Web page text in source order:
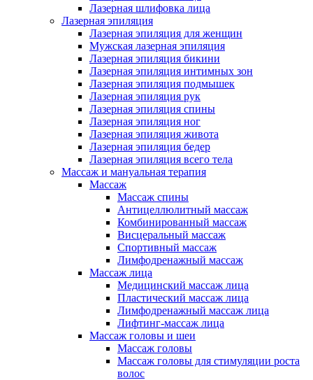
Лазерная шлифовка лица
Лазерная эпиляция
Лазерная эпиляция для женщин
Мужская лазерная эпиляция
Лазерная эпиляция бикини
Лазерная эпиляция интимных зон
Лазерная эпиляция подмышек
Лазерная эпиляция рук
Лазерная эпиляция спины
Лазерная эпиляция ног
Лазерная эпиляция живота
Лазерная эпиляция бедер
Лазерная эпиляция всего тела
Массаж и мануальная терапия
Массаж
Массаж спины
Антицеллюлитный массаж
Комбинированный массаж
Висцеральный массаж
Спортивный массаж
Лимфодренажный массаж
Массаж лица
Медицинский массаж лица
Пластический массаж лица
Лимфодренажный массаж лица
Лифтинг-массаж лица
Массаж головы и шеи
Массаж головы
Массаж головы для стимуляции роста
волос